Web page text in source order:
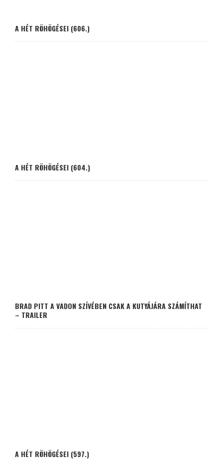
A HÉT RÖHÖGÉSEI (606.)
A HÉT RÖHÖGÉSEI (604.)
BRAD PITT A VADON SZÍVÉBEN CSAK A KUTYÁJÁRA SZÁMÍTHAT
– TRAILER
A HÉT RÖHÖGÉSEI (597.)